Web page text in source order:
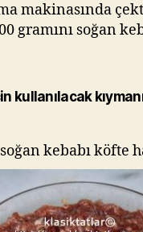
makinasında
gramını soğan
kullanılacak
soğan kebabı köfte